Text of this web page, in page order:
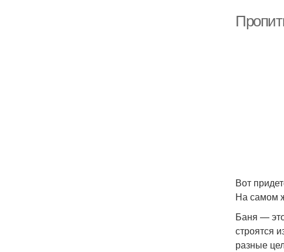
Вот
На самом
Баня —
строятся
разные